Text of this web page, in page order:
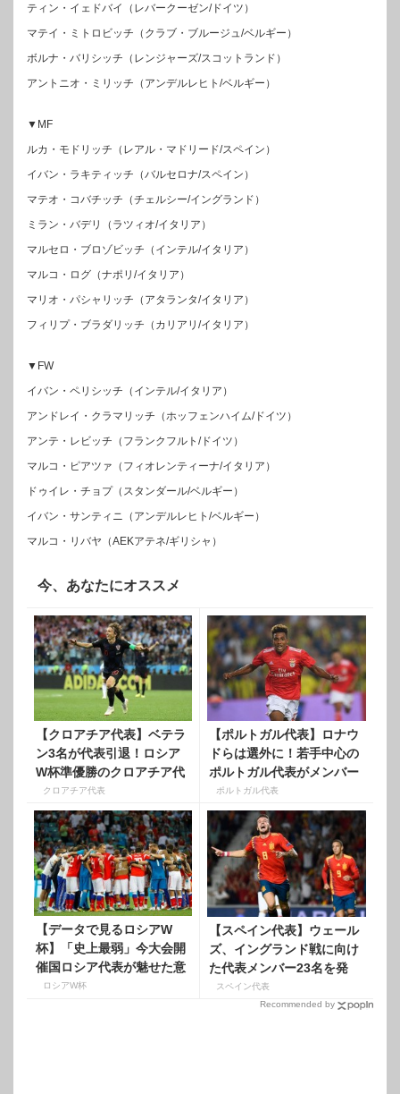
ティン・イェドバイ（レバークーゼン/ドイツ）
マテイ・ミトロビッチ（クラブ・ブルージュ/ベルギー）
ボルナ・バリシッチ（レンジャーズ/スコットランド）
アントニオ・ミリッチ（アンデルレヒト/ベルギー）
▼MF
ルカ・モドリッチ（レアル・マドリード/スペイン）
イバン・ラキティッチ（バルセロナ/スペイン）
マテオ・コバチッチ（チェルシー/イングランド）
ミラン・バデリ（ラツィオ/イタリア）
マルセロ・ブロゾビッチ（インテル/イタリア）
マルコ・ログ（ナポリ/イタリア）
マリオ・パシャリッチ（アタランタ/イタリア）
フィリプ・ブラダリッチ（カリアリ/イタリア）
▼FW
イバン・ペリシッチ（インテル/イタリア）
アンドレイ・クラマリッチ（ホッフェンハイム/ドイツ）
アンテ・レビッチ（フランクフルト/ドイツ）
マルコ・ピアツァ（フィオレンティーナ/イタリア）
ドゥイレ・チョプ（スタンダール/ベルギー）
イバン・サンティニ（アンデルレヒト/ベルギー）
マルコ・リバヤ（AEKアテネ/ギリシャ）
今、あなたにオススメ
【クロアチア代表】ベテラ
ン3名が代表引退！ロシア
W杯準優勝のクロアチア代
表がメンバー発表！
クロアチア代表
【ポルトガル代表】ロナウ
ドらは選外に！若手中心の
ポルトガル代表がメンバー
発表！
ポルトガル代表
【データで見るロシアW
杯】「史上最弱」今大会開
催国ロシア代表が魅せた意
地ロシアW杯
【スペイン代表】ウェール
ズ、イングランド戦に向け
た代表メンバー23名を発
表！
スペイン代表
Recommended by